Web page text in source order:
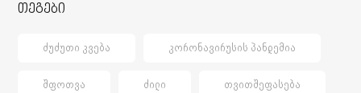
თეგები
ᲫᲣᲫᲣᲗᲘ ᲙᲕᲔᲑᲐ ᲙᲝᲠᲝᲜᲐᲕᲘᲠᲣᲡᲘᲡ ᲞᲐᲜᲓᲔᲛᲘᲐ
ᲨᲤᲝᲗᲕᲐ ᲫᲘᲚᲘ ᲗᲕᲘᲗᲨᲔᲤᲐᲡᲔᲑᲐ